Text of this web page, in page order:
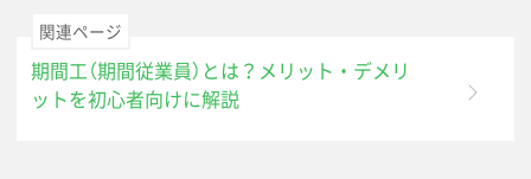
関連ページ
期間工（期間従業員）とは？メリット・デメリ
ットを初心者向けに解説